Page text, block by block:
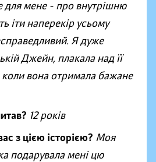
для мене - про внутрішню
іти наперекір усьому
Я дуже
Джейн, плакала над її
коли вона отримала бажане
12 років
з цією історією? Моя
подарувала мені цю